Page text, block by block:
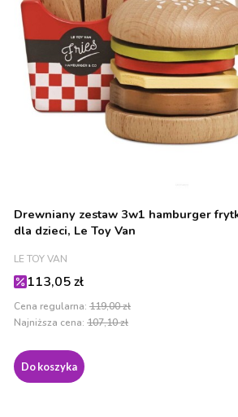
Drewniany zestaw 3w1 hamburger
dla dzieci, Le Toy Van
PRODUCENT
LE TOY VAN
Cena promocyjna
113,05 zł
Cena regularna: 119,00 zł
Najniższa cena: 107,10 zł
Do koszyka